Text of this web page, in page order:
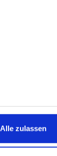
Alle zulassen